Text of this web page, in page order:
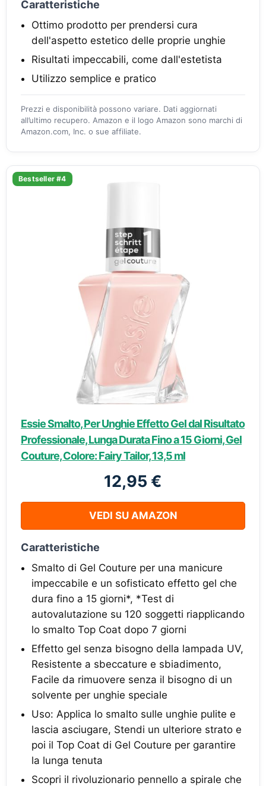
Caratteristiche
Ottimo prodotto per prendersi cura
dell'aspetto estetico delle proprie unghie
Risultati impeccabili, come dall'estetista
Utilizzo semplice e pratico
Prezzi e disponibilità possono variare. Dati aggiornati
all’ultimo recupero. Amazon e il logo Amazon sono marchi di
Amazon.com, Inc. o sue affiliate.
Bestseller #4
Essie Smalto, Per Unghie Effetto Gel dal Risultato
Professionale, Lunga Durata Fino a 15 Giorni, Gel
Couture, Colore: Fairy Tailor, 13,5 ml
12,95 €
VEDI SU AMAZON
Caratteristiche
Smalto di Gel Couture per una manicure
impeccabile e un sofisticato effetto gel che
dura fino a 15 giorni*, *Test di
autovalutazione su 120 soggetti riapplicando
lo smalto Top Coat dopo 7 giorni
Effetto gel senza bisogno della lampada UV,
Resistente a sbeccature e sbiadimento,
Facile da rimuovere senza il bisogno di un
solvente per unghie speciale
Uso: Applica lo smalto sulle unghie pulite e
lascia asciugare, Stendi un ulteriore strato e
poi il Top Coat di Gel Couture per garantire
la lunga tenuta
Scopri il rivoluzionario pennello a spirale che